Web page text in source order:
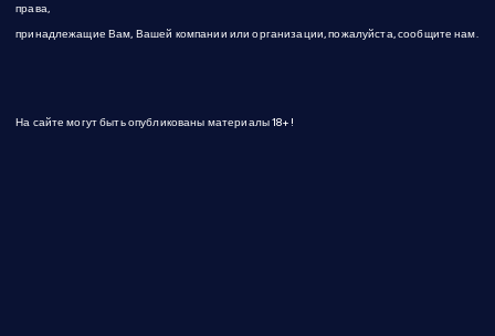
права,
принадлежащие Вам, Вашей компании или организации, пожалуйста, сообщите нам.
На сайте могут быть опубликованы материалы 18+!